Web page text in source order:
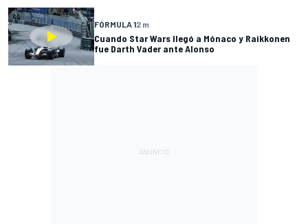
FÓRMULA 12 m
Cuando Star Wars llegó a Mónaco y Raikkonen
fue Darth Vader ante Alonso